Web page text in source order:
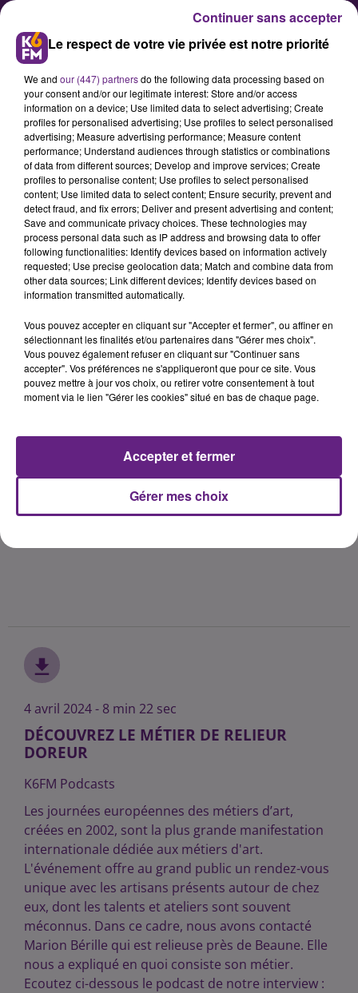
Découvrez le métier de relieur
doreur
4 avril 2024 - 8 min 22 sec
DÉCOUVREZ LE MÉTIER DE RELIEUR
DOREUR
K6FM Podcasts
Les journées européennes des métiers d’art,
créées en 2002, sont la plus grande manifestation
internationale dédiée aux métiers d'art.
L'événement offre au grand public un rendez-vous
unique avec les artisans présents autour de chez
eux, dont les talents et ateliers sont souvent
méconnus. Dans ce cadre, nous avons contacté
Marion Bérille qui est relieuse près de Beaune. Elle
nous a expliqué en quoi consiste son métier.
Ecoutez ci-dessous le podcast de notre interview :
Le respect de votre vie privée est notre priorité
We and our (447) partnersdo the following data processing based on
your consent and/or our legitimate interest: Store and/or access
information on a device; Use limited data to select advertising; Create
profiles for personalised advertising; Use profiles to select personalised
advertising; Measure advertising performance; Measure content
performance; Understand audiences through statistics or combinations
of data from different sources; Develop and improve services; Create
profiles to personalise content; Use profiles to select personalised
content; Use limited data to select content; Ensure security, prevent and
detect fraud, and fix errors; Deliver and present advertising and content;
Save and communicate privacy choices. These technologies may
process personal data such as IP address and browsing data to offer
following functionalities: Identify devices based on information actively
requested; Use precise geolocation data; Match and combine data from
other data sources; Link different devices; Identify devices based on
information transmitted automatically.
Vous pouvez accepter en cliquant sur "Accepter et fermer", ou affiner en
sélectionnant les finalités et/ou partenaires dans "Gérer mes choix".
Vous pouvez également refuser en cliquant sur "Continuer sans
accepter". Vos préférences ne s'appliqueront que pour ce site. Vous
pouvez mettre à jour vos choix, ou retirer votre consentement à tout
moment via le lien "Gérer les cookies" situé en bas de chaque page.
Gérer mes choix
Accepter et fermer
Continuer sans accepter